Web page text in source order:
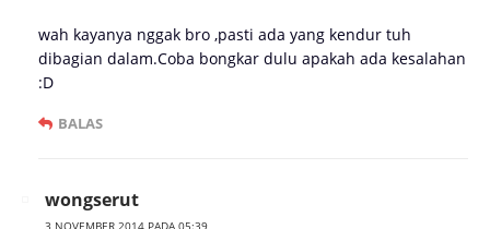
wah kayanya nggak bro ,pasti ada yang kendur tuh
dibagian dalam.Coba bongkar dulu apakah ada kesalahan
:D
BALAS
wongserut
3 NOVEMBER 2014 PADA 05:39